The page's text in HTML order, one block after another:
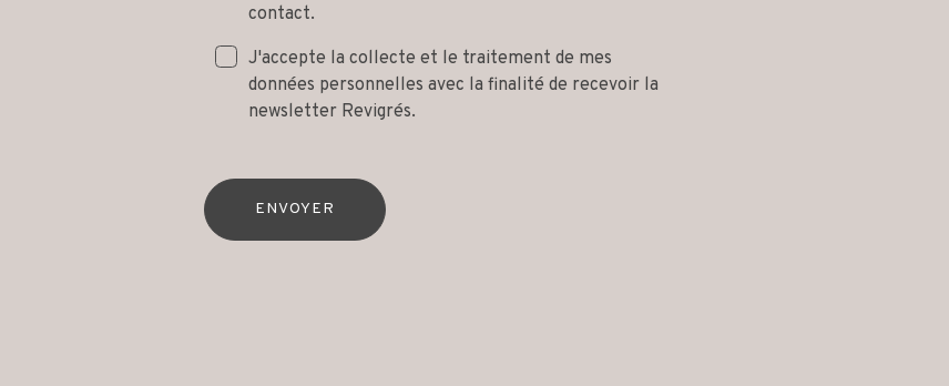
contact.
J'accepte la collecte et le traitement de mes
données personnelles avec la finalité de recevoir la
newsletter Revigrés.
ENVOYER